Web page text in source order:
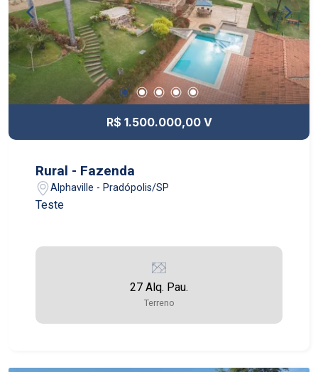
R$ 1.500.000,00 V
Rural - Fazenda
Alphaville - Pradópolis/SP
Teste
27 Alq. Pau.
Terreno